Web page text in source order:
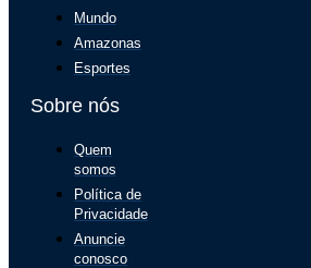
Mundo
Amazonas
Esportes
Sobre nós
Quem
somos
Política de
Privacidade
Anuncie
conosco